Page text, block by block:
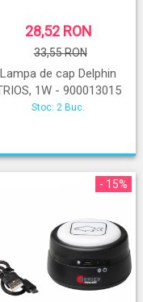
28,52 RON
33,55 RON
Lampa de cap Delphin
1W - 900013015
Stoc: 2 Buc.
- 15%